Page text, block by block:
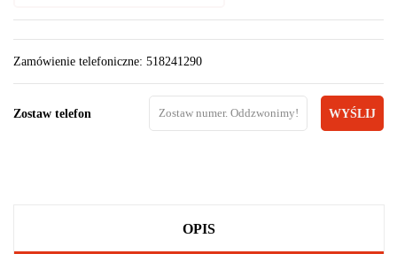
Zamówienie telefoniczne: 518241290
Zostaw telefon WYŚLIJ
OPIS